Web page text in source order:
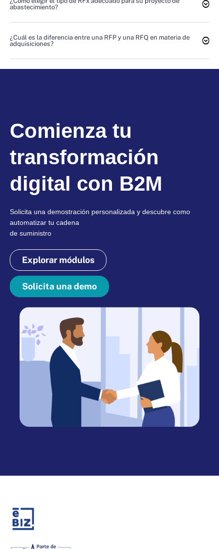
abastecimiento?
¿Cuál es la diferencia entre una RFP y una RFQ en materia de
adquisiciones?
Comienza tu
transformación
digital con B2M
Solicita una demostración personalizada y descubre como
automatizar tu cadena
de suministro
Explorar módulos
Solicita una demo